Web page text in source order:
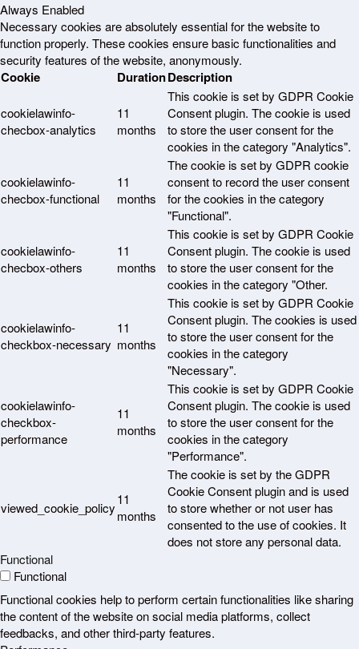
Always Enabled
Necessary cookies are absolutely essential for the website to
function properly. These cookies ensure basic functionalities and
security features of the website, anonymously.
Cookie DurationDescription
cookielawinfo-
checbox-analytics
11
months
This cookie is set by GDPR Cookie
Consent plugin. The cookie is used
to store the user consent for the
cookies in the category "Analytics".
cookielawinfo-
checbox-functional
11
months
The cookie is set by GDPR cookie
consent to record the user consent
for the cookies in the category
"Functional".
cookielawinfo-
checbox-others
11
months
This cookie is set by GDPR Cookie
Consent plugin. The cookie is used
to store the user consent for the
cookies in the category "Other.
cookielawinfo-
checkbox-necessary
11
months
This cookie is set by GDPR Cookie
Consent plugin. The cookies is used
to store the user consent for the
cookies in the category
"Necessary".
cookielawinfo-
checkbox-
performance
11
months
This cookie is set by GDPR Cookie
Consent plugin. The cookie is used
to store the user consent for the
cookies in the category
"Performance".
viewed_cookie_policy
11
months
The cookie is set by the GDPR
Cookie Consent plugin and is used
to store whether or not user has
consented to the use of cookies. It
does not store any personal data.
Functional
Functional
Functional cookies help to perform certain functionalities like sharing
the content of the website on social media platforms, collect
feedbacks, and other third-party features.